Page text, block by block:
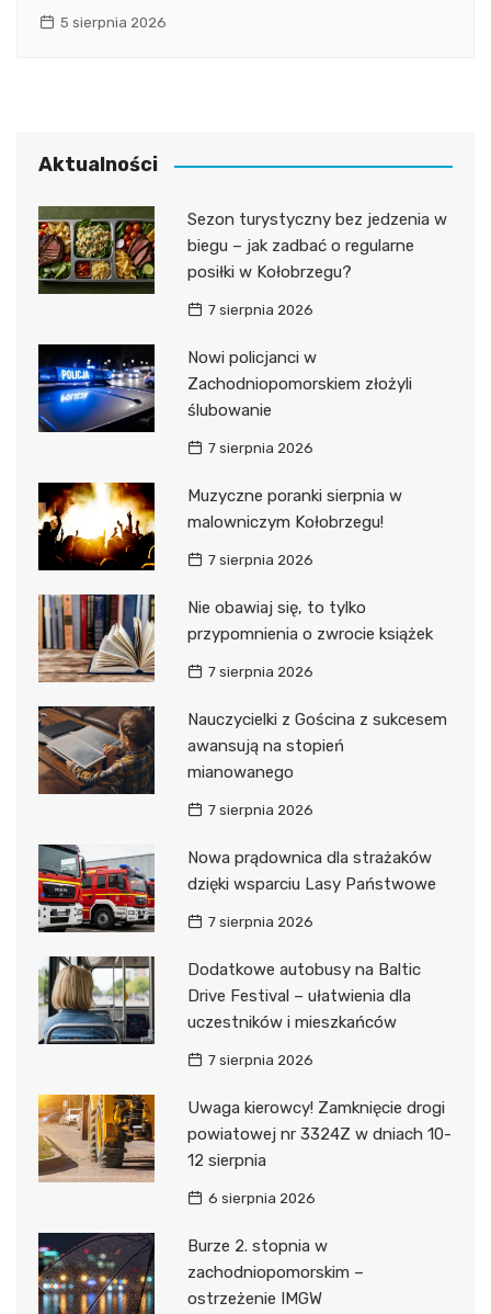
5 sierpnia 2026
Aktualności
Sezon turystyczny bez jedzenia w
biegu – jak zadbać o regularne
posiłki w Kołobrzegu?
7 sierpnia 2026
Nowi policjanci w
Zachodniopomorskiem złożyli
ślubowanie
7 sierpnia 2026
Muzyczne poranki sierpnia w
malowniczym Kołobrzegu!
7 sierpnia 2026
Nie obawiaj się, to tylko
przypomnienia o zwrocie książek
7 sierpnia 2026
Nauczycielki z Gościna z sukcesem
awansują na stopień
mianowanego
7 sierpnia 2026
Nowa prądownica dla strażaków
dzięki wsparciu Lasy Państwowe
7 sierpnia 2026
Dodatkowe autobusy na Baltic
Drive Festival – ułatwienia dla
uczestników i mieszkańców
7 sierpnia 2026
Uwaga kierowcy! Zamknięcie drogi
powiatowej nr 3324Z w dniach 10-
12 sierpnia
6 sierpnia 2026
Burze 2. stopnia w
zachodniopomorskim –
ostrzeżenie IMGW